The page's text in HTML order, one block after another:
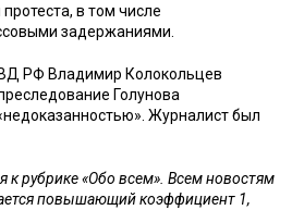
в том числе
задержаниями.
РФ Владимир Колокольцев
Голунова
Журналист был
к рубрике «Обо всем». Всем новостям
повышающий коэффициент 1,